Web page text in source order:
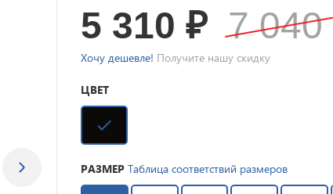
5 310₽ 7 040
Хочу дешевле! Получите нашу скидку
ЦВЕТ
РАЗМЕР Таблица соответствий размеров